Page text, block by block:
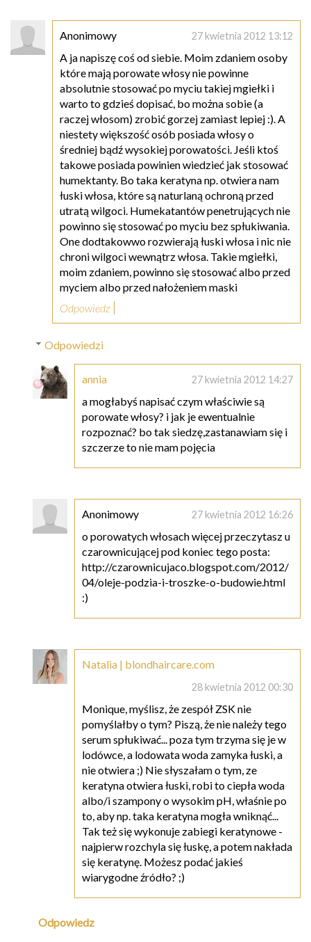
Anonimowy 27 kwietnia 2012 13:12
A ja napiszę coś od siebie. Moim zdaniem osoby
które mają porowate włosy nie powinne
absolutnie stosować po myciu takiej mgiełki i
warto to gdzieś dopisać, bo można sobie (a
raczej włosom) zrobić gorzej zamiast lepiej :). A
niestety większość osób posiada włosy o
średniej bądź wysokiej porowatości. Jeśli ktoś
takowe posiada powinien wiedzieć jak stosować
humektanty. Bo taka keratyna np. otwiera nam
łuski włosa, które są naturlaną ochroną przed
utratą wilgoci. Humekatantów penetrujących nie
powinno się stosować po myciu bez spłukiwania.
One dodtakowwo rozwierają łuski włosa i nic nie
chroni wilgoci wewnątrz włosa. Takie mgiełki,
moim zdaniem, powinno się stosować albo przed
myciem albo przed nałożeniem maski
Odpowiedz
Odpowiedzi
annia 27 kwietnia 2012 14:27
a mogłabyś napisać czym właściwie są
porowate włosy? i jak je ewentualnie
rozpoznać? bo tak siedzę,zastanawiam się i
szczerze to nie mam pojęcia
Anonimowy 27 kwietnia 2012 16:26
o porowatych włosach więcej przeczytasz u
czarownicującej pod koniec tego posta:
http://czarownicujaco.blogspot.com/2012/
04/oleje-podzia-i-troszke-o-budowie.html
:)
Natalia | blondhaircare.com
28 kwietnia 2012 00:30
Monique, myślisz, że zespół ZSK nie
pomyślałby o tym? Piszą, że nie należy tego
serum spłukiwać... poza tym trzyma się je w
lodówce, a lodowata woda zamyka łuski, a
nie otwiera ;) Nie słyszałam o tym, ze
keratyna otwiera łuski, robi to ciepła woda
albo/i szampony o wysokim pH, właśnie po
to, aby np. taka keratyna mogła wniknąć...
Tak też się wykonuje zabiegi keratynowe -
najpierw rozchyla się łuskę, a potem nakłada
się keratynę. Możesz podać jakieś
wiarygodne źródło? ;)
Odpowiedz